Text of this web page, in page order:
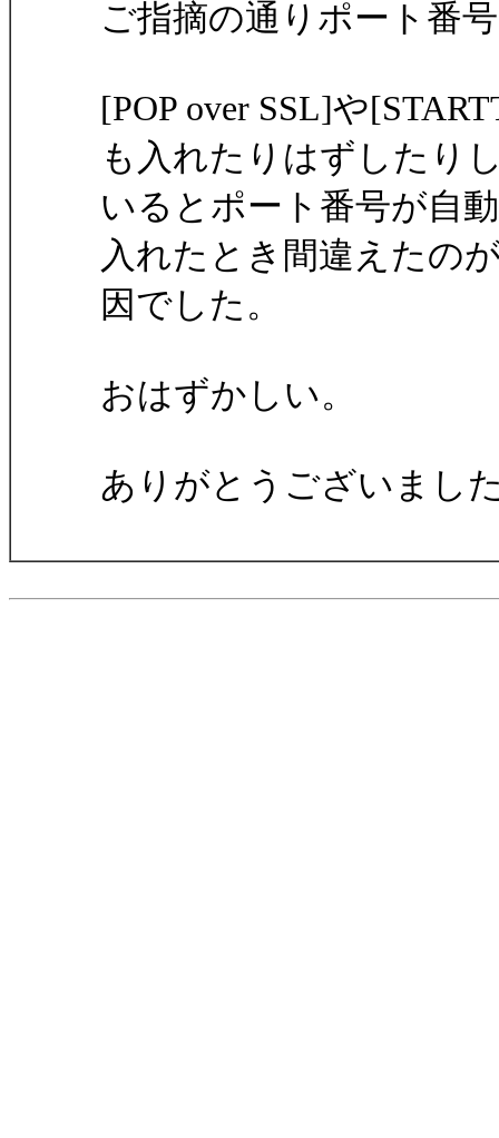
ご指摘の通りポート番
[POP over SSL]や
も入れたりはずしたり
いるとポート番号が自
入れたとき間違えたの
因でした。
おはずかしい。
ありがとうございまし